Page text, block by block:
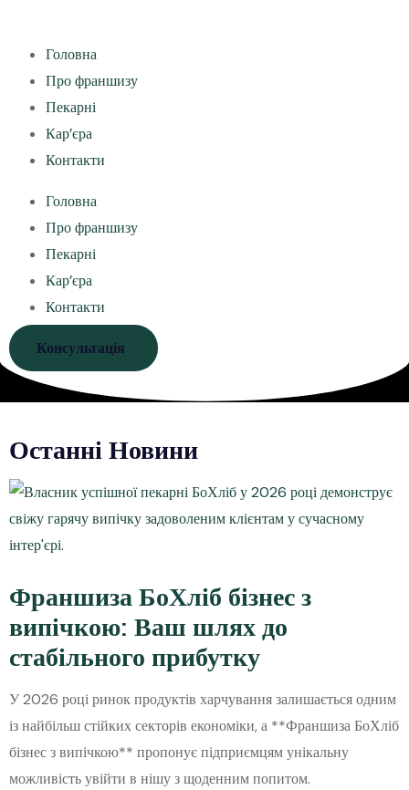
Головна
Про франшизу
Пекарні
Кар’єра
Контакти
Головна
Про франшизу
Пекарні
Кар’єра
Контакти
Консультація
Останні Новини
Франшиза БоХліб бізнес з
випічкою: Ваш шлях до
стабільного прибутку
У 2026 році ринок продуктів харчування залишається одним
із найбільш стійких секторів економіки, а **Франшиза БоХліб
бізнес з випічкою** пропонує підприємцям унікальну
можливість увійти в нішу з щоденним попитом.